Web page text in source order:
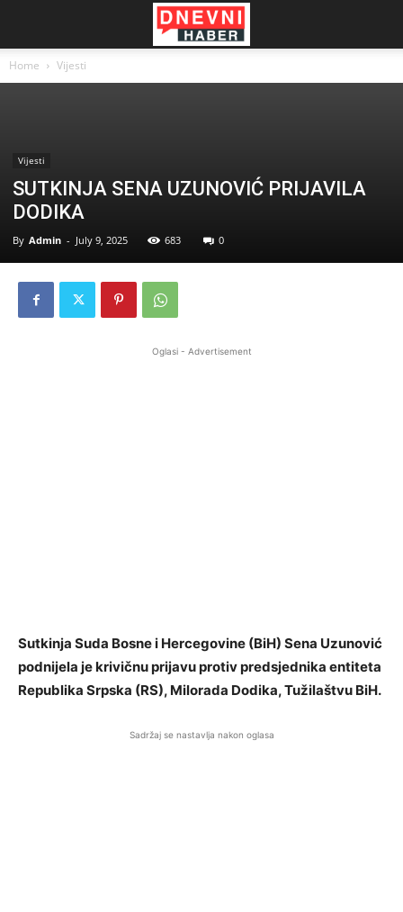
Home Vijesti
Vijesti
SUTKINJA SENA UZUNOVIĆ PRIJAVILA
DODIKA
By Admin - July 9, 2025 683 0
Oglasi - Advertisement
Sutkinja Suda Bosne i Hercegovine (BiH) Sena Uzunović
podnijela je krivičnu prijavu protiv predsjednika entiteta
Republika Srpska (RS), Milorada Dodika, Tužilaštvu BiH.
Sadržaj se nastavlja nakon oglasa